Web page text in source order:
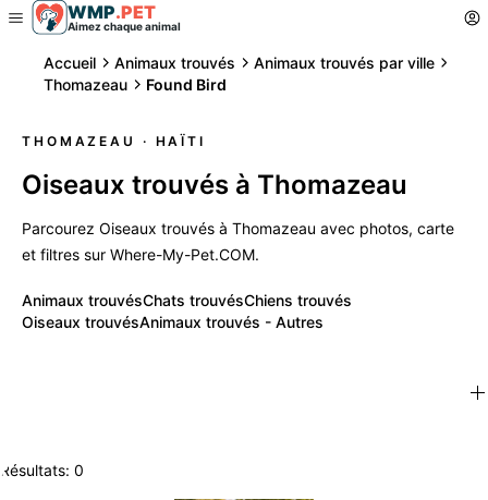
WMP.PET
Aimez chaque animal
Accueil Animaux trouvés
Animaux trouvés par ville
Thomazeau
Found Bird
THOMAZEAU · HAÏTI
Oiseaux trouvés à Thomazeau
Parcourez Oiseaux trouvés à Thomazeau avec photos, carte
et filtres sur Where-My-Pet.COM.
Animaux trouvésChats trouvésChiens trouvés
Oiseaux trouvésAnimaux trouvés - Autres
Résultats: 0